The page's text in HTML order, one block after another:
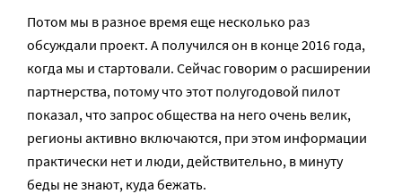
Потом мы в разное время еще несколько раз
обсуждали проект. А получился он в конце 2016 года,
когда мы и стартовали. Сейчас говорим о расширении
партнерства, потому что этот полугодовой пилот
показал, что запрос общества на него очень велик,
регионы активно включаются, при этом информации
практически нет и люди, действительно, в минуту
беды не знают, куда бежать.